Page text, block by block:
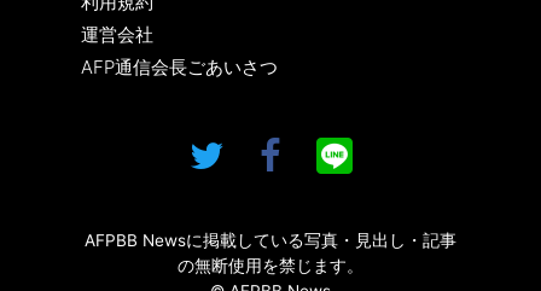
運営会社
AFP通信会長ごあいさつ
AFPBB Newsに掲載している写真・見出し・記事
の無断使用を禁じます。